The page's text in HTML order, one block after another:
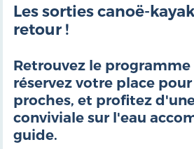
Les sorties canoë-
retour !
Retrouvez le programme
réservez votre place
proches, et profitez
conviviale sur l'eau
guide.